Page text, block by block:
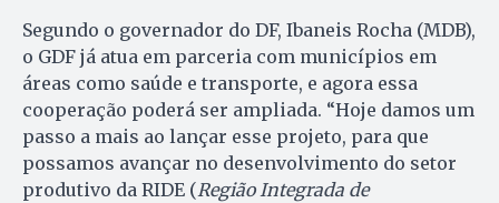
Segundo o governador do DF, Ibaneis Rocha (MDB),
o GDF já atua em parceria com municípios em
áreas como saúde e transporte, e agora essa
cooperação poderá ser ampliada. “Hoje damos um
passo a mais ao lançar esse projeto, para que
possamos avançar no desenvolvimento do setor
produtivo da RIDE (Região Integrada de